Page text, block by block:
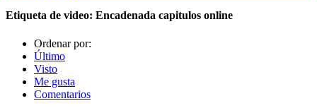
Etiqueta de video: Encadenada capitulos online
Ordenar por:
Último
Visto
Me gusta
Comentarios